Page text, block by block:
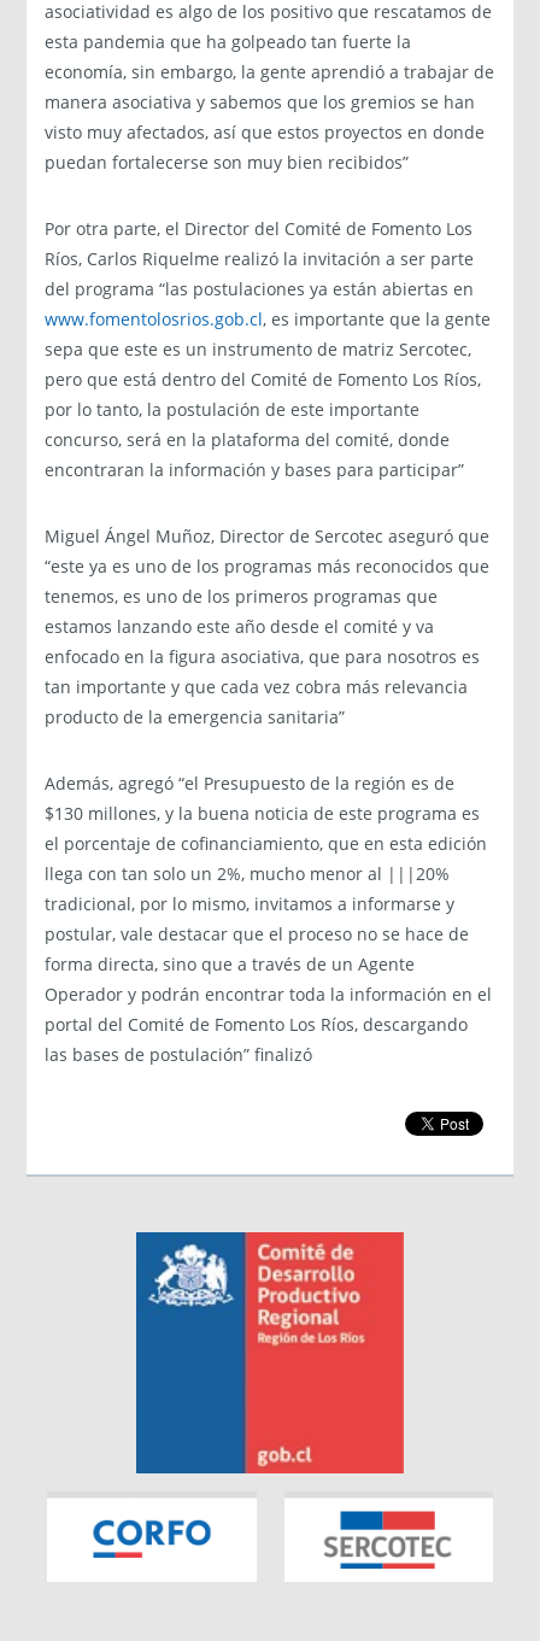
asociatividad es algo de los positivo que rescatamos de
esta pandemia que ha golpeado tan fuerte la
economía, sin embargo, la gente aprendió a trabajar de
manera asociativa y sabemos que los gremios se han
visto muy afectados, así que estos proyectos en donde
puedan fortalecerse son muy bien recibidos”
Por otra parte, el Director del Comité de Fomento Los
Ríos, Carlos Riquelme realizó la invitación a ser parte
del programa “las postulaciones ya están abiertas en
www.fomentolosrios.gob.cl, es importante que la gente
sepa que este es un instrumento de matriz Sercotec,
pero que está dentro del Comité de Fomento Los Ríos,
por lo tanto, la postulación de este importante
concurso, será en la plataforma del comité, donde
encontraran la información y bases para participar”
Miguel Ángel Muñoz, Director de Sercotec aseguró que
“este ya es uno de los programas más reconocidos que
tenemos, es uno de los primeros programas que
estamos lanzando este año desde el comité y va
enfocado en la figura asociativa, que para nosotros es
tan importante y que cada vez cobra más relevancia
producto de la emergencia sanitaria”
Además, agregó “el Presupuesto de la región es de
$130 millones, y la buena noticia de este programa es
el porcentaje de cofinanciamiento, que en esta edición
llega con tan solo un 2%, mucho menor al |||20%
tradicional, por lo mismo, invitamos a informarse y
postular, vale destacar que el proceso no se hace de
forma directa, sino que a través de un Agente
Operador y podrán encontrar toda la información en el
portal del Comité de Fomento Los Ríos, descargando
las bases de postulación” finalizó